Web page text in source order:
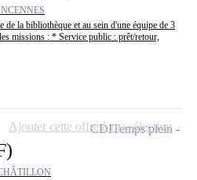
de la bibliothèque et au sein d'une équipe de 3
missions : * Service public : prêt/retour,
CDITemps plein
Ajouter cette offre à ma sélection